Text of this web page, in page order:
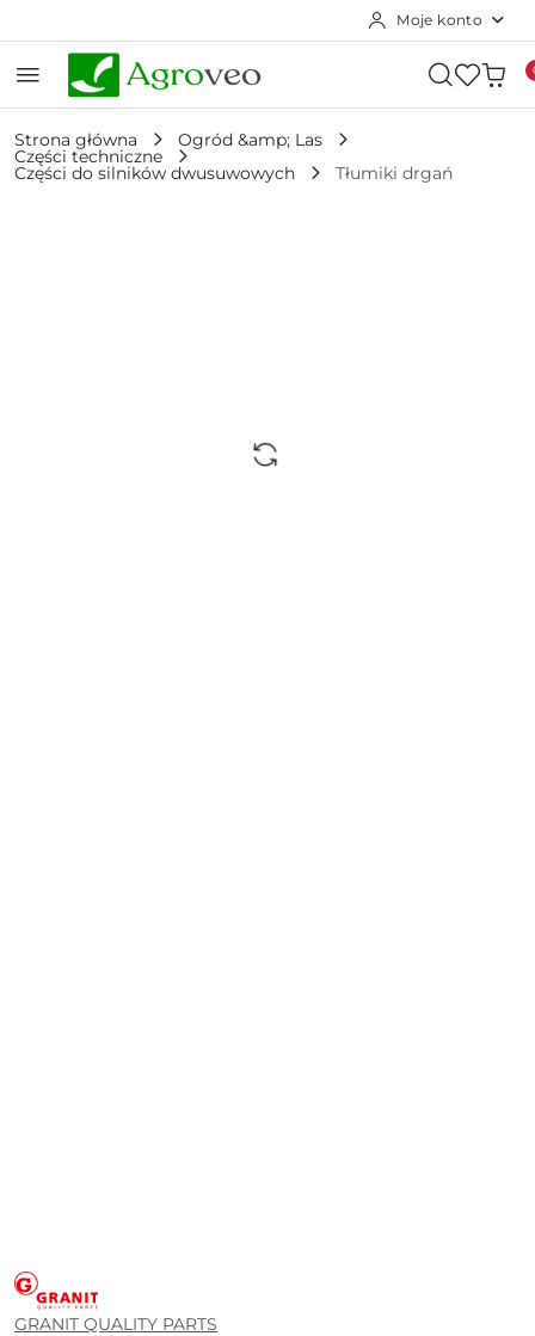
Moje konto
Strona główna Ogród &amp; Las
Części techniczne
Części do silników dwusuwowych Tłumiki drgań
GRANIT
QUALITY
PARTS
GRANIT QUALITY PARTS